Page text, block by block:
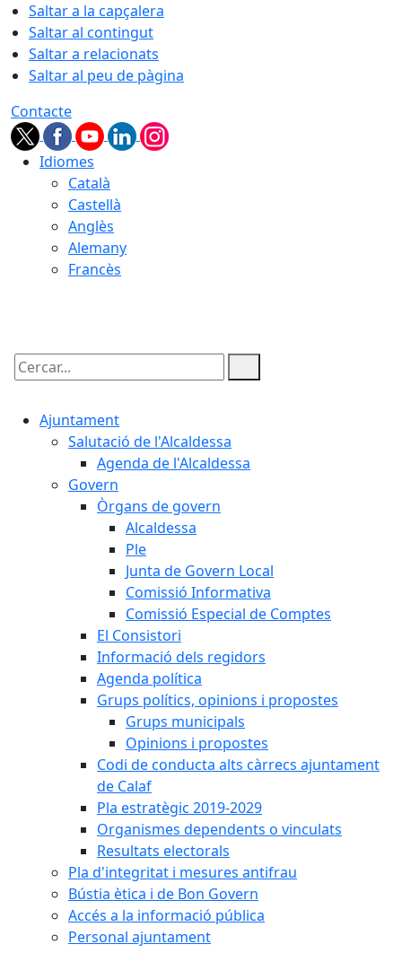
Saltar a la capçalera
Saltar al contingut
Saltar a relacionats
Saltar al peu de pàgina
Contacte
Idiomes
Català
Castellà
Anglès
Alemany
Francès
Cercar:
Ajuntament
Salutació de l'Alcaldessa
Agenda de l'Alcaldessa
Govern
Òrgans de govern
Alcaldessa
Ple
Junta de Govern Local
Comissió Informativa
Comissió Especial de Comptes
El Consistori
Informació dels regidors
Agenda política
Grups polítics, opinions i propostes
Grups municipals
Opinions i propostes
Codi de conducta alts càrrecs ajuntament
de Calaf
Pla estratègic 2019-2029
Organismes dependents o vinculats
Resultats electorals
Pla d'integritat i mesures antifrau
Bústia ètica i de Bon Govern
Accés a la informació pública
Personal ajuntament